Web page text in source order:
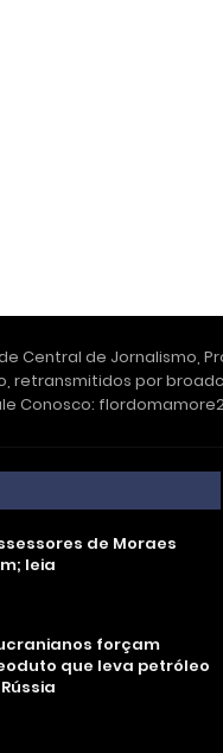
Central de Jornalismo,
retransmitidos por
Conosco:
de Moraes
leia
forçam
que leva petróleo